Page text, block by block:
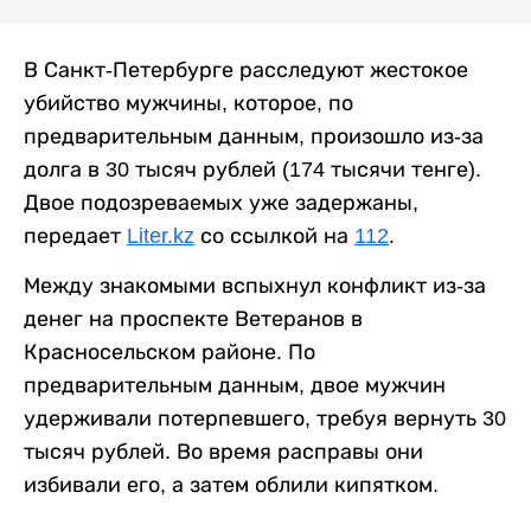
В Санкт-Петербурге расследуют жестокое
убийство мужчины, которое, по
предварительным данным, произошло из-за
долга в 30 тысяч рублей (174 тысячи тенге).
Двое подозреваемых уже задержаны,
передает Liter.kz со ссылкой на 112.
Между знакомыми вспыхнул конфликт из-за
денег на проспекте Ветеранов в
Красносельском районе. По
предварительным данным, двое мужчин
удерживали потерпевшего, требуя вернуть 30
тысяч рублей. Во время расправы они
избивали его, а затем облили кипятком.